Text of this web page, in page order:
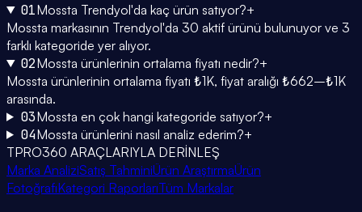
01Mossta Trendyol'da kaç ürün satıyor?+
Mossta markasının Trendyol'da 30 aktif ürünü bulunuyor ve 3
farklı kategoride yer alıyor.
02Mossta ürünlerinin ortalama fiyatı nedir?+
Mossta ürünlerinin ortalama fiyatı ₺1K, fiyat aralığı ₺662–₺1K
arasında.
03Mossta en çok hangi kategoride satıyor?+
04Mossta ürünlerini nasıl analiz ederim?+
TPRO360 ARAÇLARIYLA DERİNLEŞ
Marka AnaliziSatış TahminiÜrün AraştırmaÜrün
FotoğrafıKategori RaporlarıTüm Markalar